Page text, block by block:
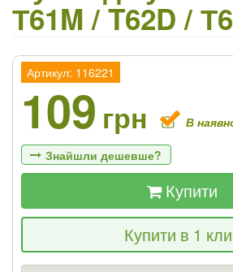
Т61M / T62D /
Артикул: 116221
109 грн В
Знайшли дешевше?
Якщо Ви знайдете товар
знизимо ціну і подаруємо % від
Купити
Купити в 1